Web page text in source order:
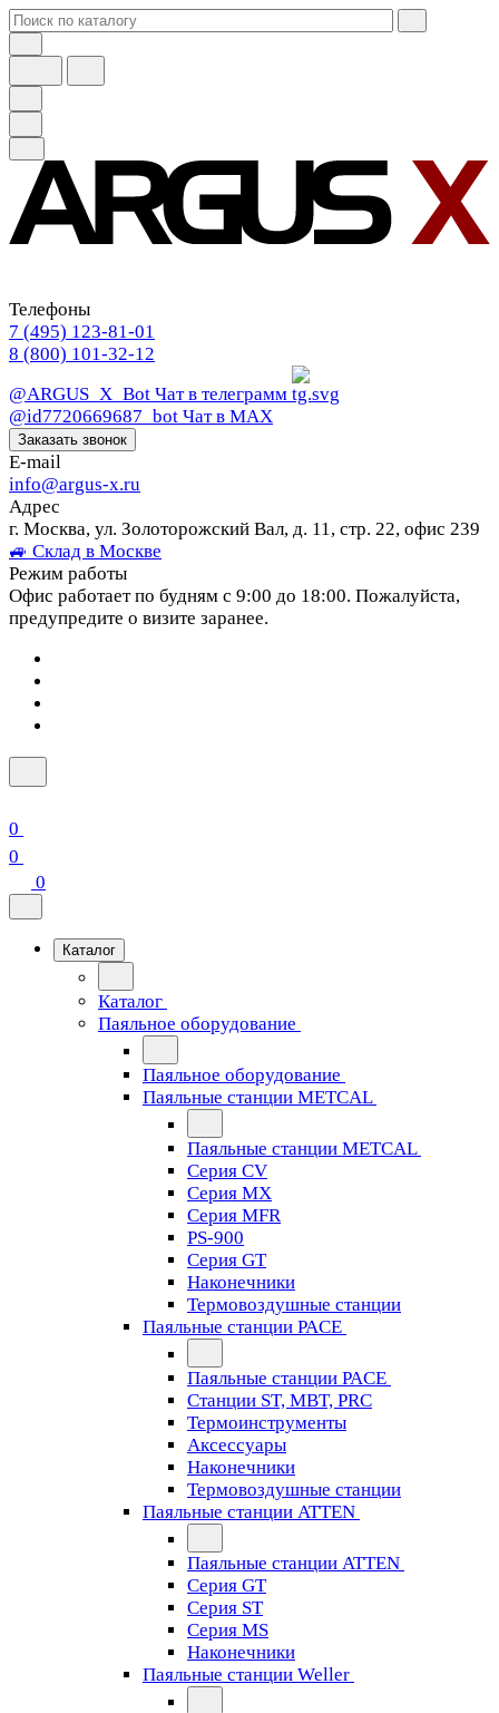
Телефоны
7 (495) 123-81-01
8 (800) 101-32-12
@ARGUS_X_Bot Чат в телеграмм
@id7720669687_bot Чат в МАХ
Заказать звонок
E-mail
info@argus-x.ru
Адрес
г. Москва, ул. Золоторожский Вал, д. 11, стр. 22, офис 239
🚙 Склад в Москве
Режим работы
Офис работает по будням с 9:00 до 18:00. Пожалуйста,
предупредите о визите заранее.
0
0
0
Каталог
Каталог
Паяльное оборудование
Паяльное оборудование
Паяльные станции METCAL
Паяльные станции METCAL
Серия CV
Серия MX
Серия MFR
PS-900
Серия GT
Наконечники
Термовоздушные станции
Паяльные станции PACE
Паяльные станции PACE
Станции ST, MBT, PRC
Термоинструменты
Аксессуары
Наконечники
Термовоздушные станции
Паяльные станции ATTEN
Паяльные станции ATTEN
Серия GT
Серия ST
Серия MS
Наконечники
Паяльные станции Weller